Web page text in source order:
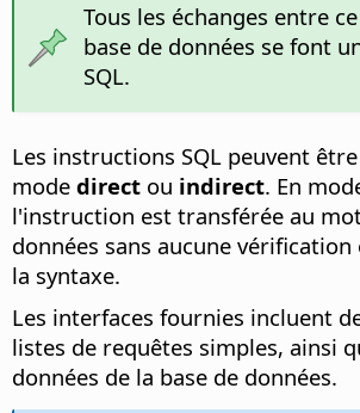
Tous les échanges entre
base de données se font
SQL.
Les instructions SQL peuvent
mode direct ou indirect. En
l'instruction est transférée au
données sans aucune
la syntaxe.
Les interfaces fournies incluent
listes de requêtes simples, ainsi
données de la base de données.